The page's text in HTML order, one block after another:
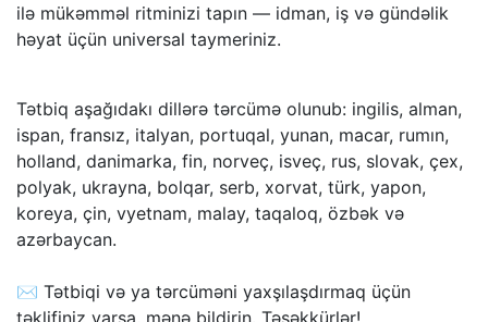
ilə mükəmməl ritminizi tapın — idman, iş və gündəlik
həyat üçün universal taymeriniz.
Tətbiq aşağıdakı dillərə tərcümə olunub: ingilis, alman,
ispan, fransız, italyan, portuqal, yunan, macar, rumın,
holland, danimarka, fin, norveç, isveç, rus, slovak, çex,
polyak, ukrayna, bolqar, serb, xorvat, türk, yapon,
koreya, çin, vyetnam, malay, taqaloq, özbək və
azərbaycan.
✉️ Tətbiqi və ya tərcüməni yaxşılaşdırmaq üçün